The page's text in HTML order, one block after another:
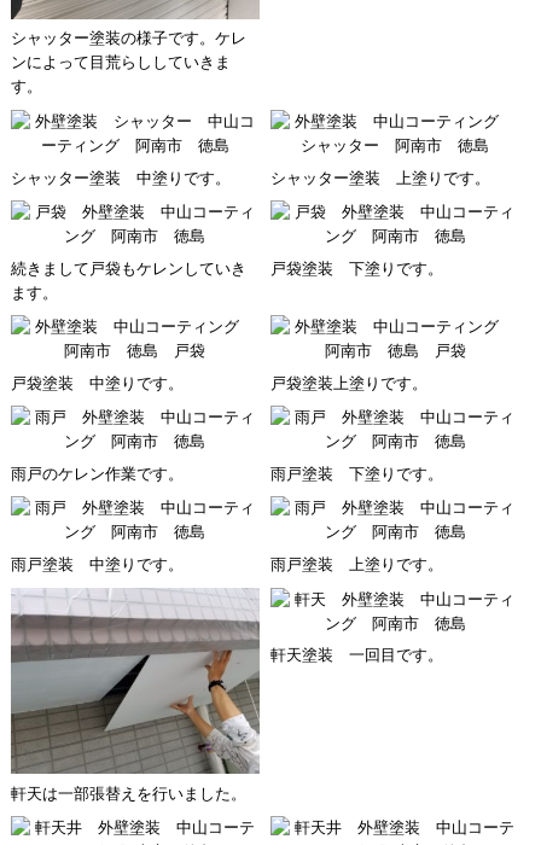
シャッター塗装の様子です。ケレ
ンによって目荒らししていきま
す。
シャッター塗装 中塗りです。 シャッター塗装 上塗りです。
続きまして戸袋もケレンしていき
ます。
戸袋塗装 下塗りです。
戸袋塗装 中塗りです。 戸袋塗装上塗りです。
雨戸のケレン作業です。 雨戸塗装 下塗りです。
雨戸塗装 中塗りです。 雨戸塗装 上塗りです。
軒天は一部張替えを行いました。
軒天塗装 一回目です。